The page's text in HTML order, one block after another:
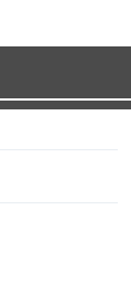
ッグ・名犬
セラピード
犬として語